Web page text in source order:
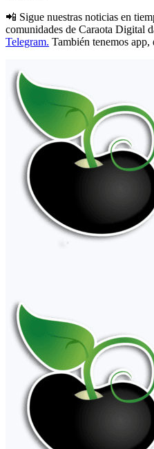
📲 Sigue nuestras noticias en
comunidades de Caraota Digital
Telegram. También tenemos app,